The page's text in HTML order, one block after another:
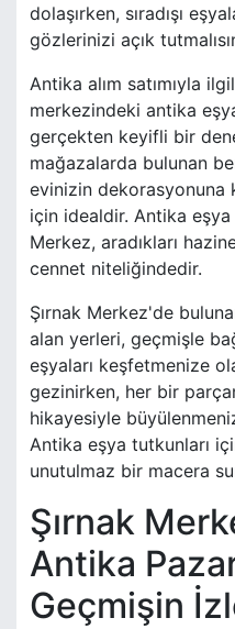
dolaşırken, sıradışı
gözlerinizi açık
Antika alım satımıyla
merkezindeki antika
gerçekten keyifli bir
mağazalarda bulunan
evinizin
için idealdir. Antika eşya
Merkez, aradıkları
cennet niteliğindedir.
Şırnak Merkez'de
alan yerleri, geçmişle
eşyaları keşfetmenize
gezinirken, her bir
hikayesiyle
Antika eşya tutkunları
unutulmaz bir macera
Şırnak
Antika
Geçmişin